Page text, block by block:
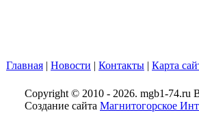
Главная | Новости | Контакты | Карта
Copyright © 2010 - 2026. mgb1-74.ru
Создание сайта Магнитогорское